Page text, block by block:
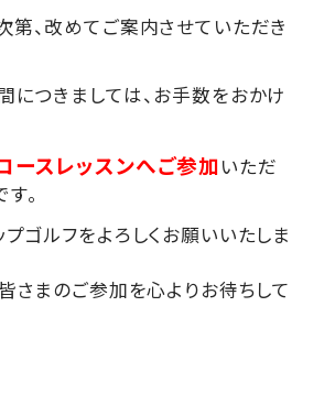
第、改めてご案内させていただき
につきましては、お手数をおかけ
ースレッスンへご参加いただ
。
ゴルフをよろしくお願いいたしま
さまのご参加を心よりお待ちして